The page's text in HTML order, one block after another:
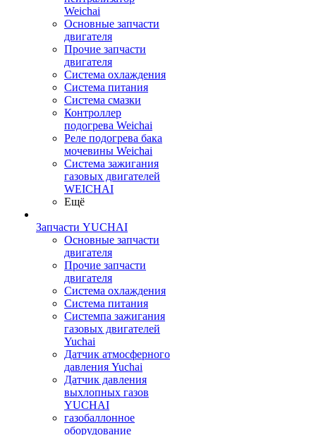
Weichai
Основные запчасти
двигателя
Прочие запчасти
двигателя
Система охлаждения
Система питания
Система смазки
Контроллер
подогрева Weichai
Реле подогрева бака
мочевины Weichai
Система зажигания
газовых двигателей
WEICHAI
Ещё
Запчасти YUCHAI
Основные запчасти
двигателя
Прочие запчасти
двигателя
Система охлаждения
Система питания
Системпа зажигания
газовых двигателей
Yuchai
Датчик атмосферного
давления Yuchai
Датчик давления
выхлопных газов
YUCHAI
газобаллонное
оборудование